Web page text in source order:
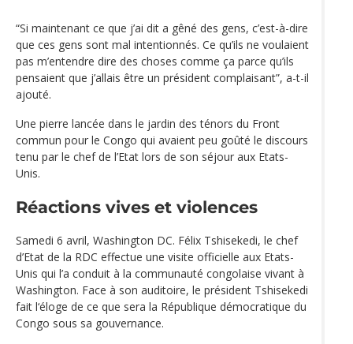
“Si maintenant ce que j’ai dit a gêné des gens, c’est-à-dire
que ces gens sont mal intentionnés. Ce qu’ils ne voulaient
pas m’entendre dire des choses comme ça parce qu’ils
pensaient que j’allais être un président complaisant”, a-t-il
ajouté.
Une pierre lancée dans le jardin des ténors du Front
commun pour le Congo qui avaient peu goûté le discours
tenu par le chef de l’Etat lors de son séjour aux Etats-
Unis.
Réactions vives et violences
Samedi 6 avril, Washington DC. Félix Tshisekedi, le chef
d’Etat de la RDC effectue une visite officielle aux Etats-
Unis qui l’a conduit à la communauté congolaise vivant à
Washington. Face à son auditoire, le président Tshisekedi
fait l‘éloge de ce que sera la République démocratique du
Congo sous sa gouvernance.